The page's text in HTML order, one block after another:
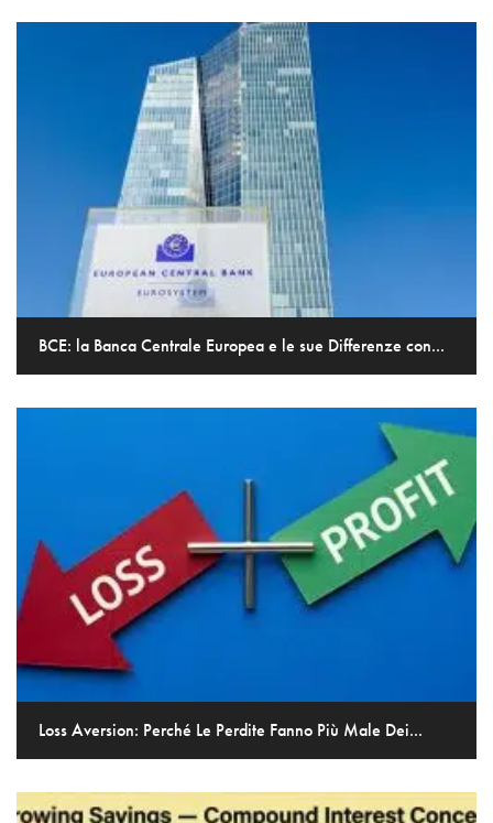
BCE: la Banca Centrale Europea e le sue Differenze con...
Loss Aversion: Perché Le Perdite Fanno Più Male Dei...